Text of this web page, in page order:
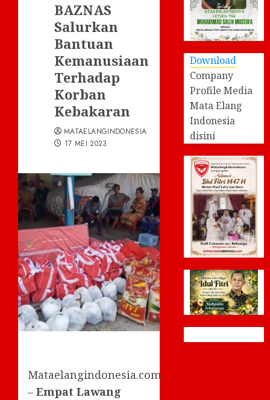
BAZNAS
Salurkan
Bantuan
Kemanusiaan
Terhadap
Korban
Kebakaran
MATAELANGINDONESIA
17 MEI 2023
Mataelangindonesia.com
– Empat Lawang
Download
Company
Profile Media
Mata Elang
Indonesia
disini